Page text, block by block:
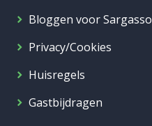
Bloggen voor Sargasso
Privacy/Cookies
Huisregels
Gastbijdragen